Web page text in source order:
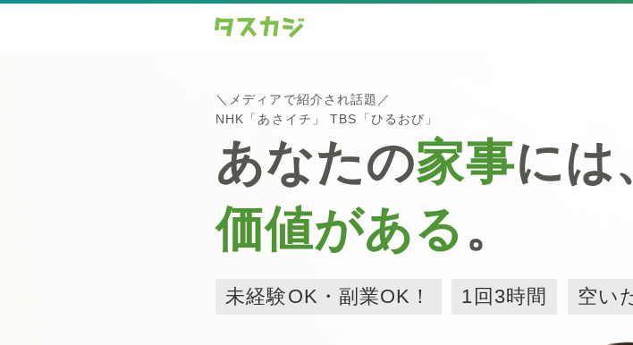
＼メディアで紹介され話題／
NHK「あさイチ」 TBS「ひるおび」
あなたの家事には
価値がある 。
未経験OK・副業OK！ 1回3時間 空い